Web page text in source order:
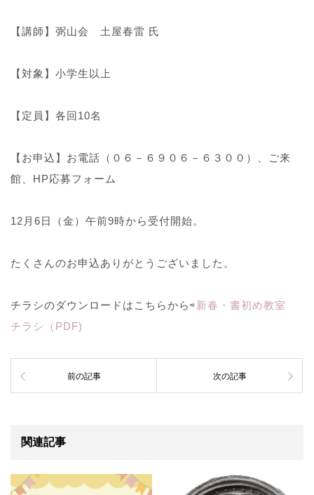
【講師】弼山会 土屋春雷 氏
【対象】小学生以上
【定員】各回10名
【お申込】お電話（０６－６９０６－６３００）、ご来
館、HP応募フォーム
12月6日（金）午前9時から受付開始。
たくさんのお申込ありがとうございました。
チラシのダウンロードはこちらから⇨新春・書初め教室
チラシ（PDF)
前の記事 次の記事
関連記事